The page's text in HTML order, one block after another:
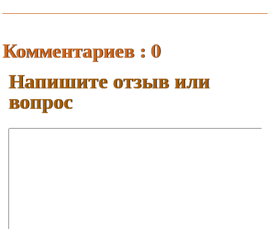
Комментариев : 0
Напишите отзыв или
вопрос